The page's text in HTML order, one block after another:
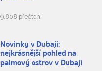
9.808 přečtení
Novinky v Dubaji:
nejkrásnější pohled na
palmový ostrov v Dubaji